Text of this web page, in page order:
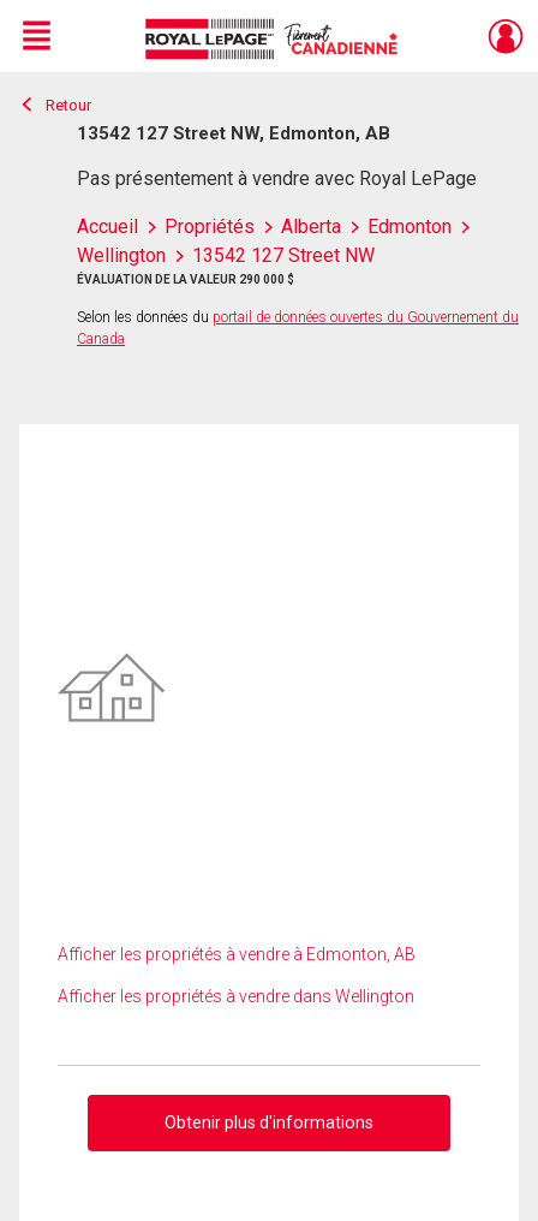
Live
En Direct
Menu
Retour
13542 127 Street NW, Edmonton, AB
Pas présentement à vendre avec Royal LePage
Accueil Propriétés Alberta
Edmonton
Wellington
13542 127 Street NW
ÉVALUATION DE LA VALEUR 290 000 $
Selon les données du portail de données ouvertes du Gouvernement du
Canada
Afficher les propriétés à vendre à Edmonton, AB
Afficher les propriétés à vendre dans Wellington
Obtenir plus d'informations